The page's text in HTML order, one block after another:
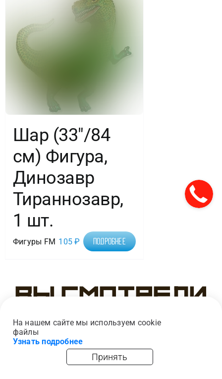
Шар (33″/84
см) Фигура,
Динозавр
Тираннозавр,
1 шт.
Фигуры FM 105₽ Подробнее
Вы смотрели
На нашем сайте мы используем cookie
файлы
Узнать подробнее
Принять